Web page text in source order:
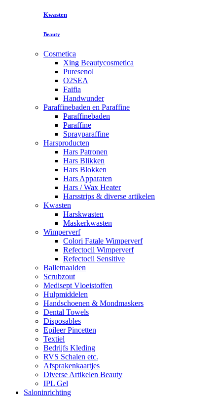
Kwasten
Beauty
Cosmetica
Xing Beautycosmetica
Puresenol
O2SEA
Faifia
Handwunder
Paraffinebaden en Paraffine
Paraffinebaden
Paraffine
Sprayparaffine
Harsproducten
Hars Patronen
Hars Blikken
Hars Blokken
Hars Apparaten
Hars / Wax Heater
Harsstrips & diverse artikelen
Kwasten
Harskwasten
Maskerkwasten
Wimperverf
Colori Fatale Wimperverf
Refectocil Wimperverf
Refectocil Sensitive
Balletnaalden
Scrubzout
Medisept Vloeistoffen
Hulpmiddelen
Handschoenen & Mondmaskers
Dental Towels
Disposables
Epileer Pincetten
Textiel
Bedrijfs Kleding
RVS Schalen etc.
Afsprakenkaartjes
Diverse Artikelen Beauty
IPL Gel
Saloninrichting